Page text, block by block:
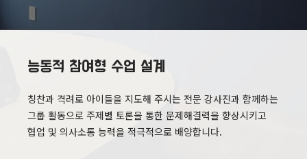
능동적 참여형 수업 설계
칭찬과 격려로 아이들을 지도해 주시는 전문 강사진과 함께하는
그룹 활동으로 주제별 토론을 통한 문제해결력을 향상시키고
협업 및 의사소통 능력을 적극적으로 배양합니다.